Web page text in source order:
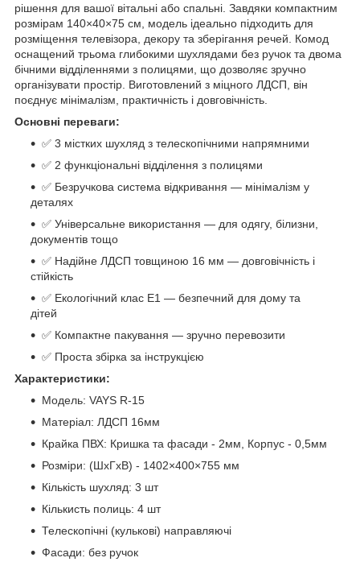
рішення для вашої вітальні або спальні. Завдяки компактним
розмірам 140×40×75 см, модель ідеально підходить для
розміщення телевізора, декору та зберігання речей. Комод
оснащений трьома глибокими шухлядами без ручок та двома
бічними відділеннями з полицями, що дозволяє зручно
організувати простір. Виготовлений з міцного ЛДСП, він
поєднує мінімалізм, практичність і довговічність.
Основні переваги:
✅ 3 містких шухляд з телескопічними напрямними
✅ 2 функціональні відділення з полицями
✅ Безручкова система відкривання — мінімалізм у
деталях
✅ Універсальне використання — для одягу, білизни,
документів тощо
✅ Надійне ЛДСП товщиною 16 мм — довговічність і
стійкість
✅ Екологічний клас Е1 — безпечний для дому та
дітей
✅ Компактне пакування — зручно перевозити
✅ Проста збірка за інструкцією
Характеристики:
Модель: VAYS R-15
Матеріал: ЛДСП 16мм
Крайка ПВХ: Кришка та фасади - 2мм, Корпус - 0,5мм
Розміри: (ШхГхВ) - 1402×400×755 мм
Кількість шухляд: 3 шт
Кількисть полиць: 4 шт
Телескопічні (кулькові) направляючі
Фасади: без ручок